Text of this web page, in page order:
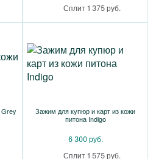
Сплит 1 375 руб.
Зажим для купюр и карт из кожи
питона Indigo
6 300 руб.
Сплит 1 575 руб.